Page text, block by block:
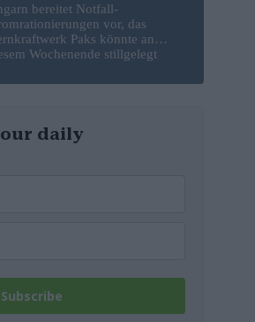
bereitet Notfall-
vor, das
Paks könnte an
Wochenende stillgelegt
daily
Subscribe